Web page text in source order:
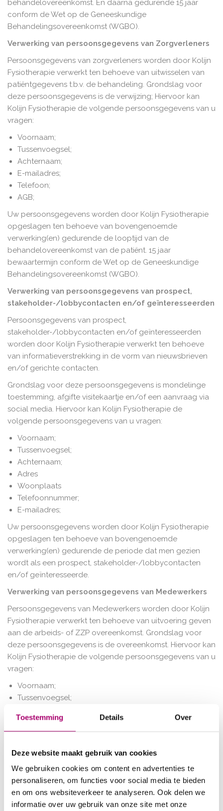
Toestemming Details Over
Deze website maakt gebruik van cookies
We gebruiken cookies om content en advertenties te
personaliseren, om functies voor social media te bieden
en om ons websiteverkeer te analyseren. Ook delen we
informatie over uw gebruik van onze site met onze
behandelovereenkomst. En daarna gedurende 15 jaar
conform de Wet op de Geneeskundige
Behandelingsovereenkomst (WGBO).
Verwerking van persoonsgegevens van Zorgverleners
Persoonsgegevens van zorgverleners worden door Kolijn
Fysiotherapie verwerkt ten behoeve van uitwisselen van
patiëntgegevens t.b.v. de behandeling. Grondslag voor
deze persoonsgegevens is de verwijzing; Hiervoor kan
Kolijn Fysiotherapie de volgende persoonsgegevens van u
vragen:
Voornaam;
Tussenvoegsel;
Achternaam;
E-mailadres;
Telefoon;
AGB;
Uw persoonsgegevens worden door Kolijn Fysiotherapie
opgeslagen ten behoeve van bovengenoemde
verwerking(en) gedurende de looptijd van de
behandelovereenkomst van de patiënt. 15 jaar
bewaartermijn conform de Wet op de Geneeskundige
Behandelingsovereenkomst (WGBO).
Verwerking van persoonsgegevens van prospect,
stakeholder-/lobbycontacten en/of geïnteresseerden
Persoonsgegevens van prospect,
stakeholder-/lobbycontacten en/of geïnteresseerden
worden door Kolijn Fysiotherapie verwerkt ten behoeve
van informatieverstrekking in de vorm van nieuwsbrieven
en/of gerichte contacten.
Grondslag voor deze persoonsgegevens is mondelinge
toestemming, afgifte visitekaartje en/of een aanvraag via
social media. Hiervoor kan Kolijn Fysiotherapie de
volgende persoonsgegevens van u vragen:
Voornaam;
Tussenvoegsel;
Achternaam;
Adres
Woonplaats
Telefoonnummer;
E-mailadres;
Uw persoonsgegevens worden door Kolijn Fysiotherapie
opgeslagen ten behoeve van bovengenoemde
verwerking(en) gedurende de periode dat men gezien
wordt als een prospect, stakeholder-/lobbycontacten
en/of geïnteresseerde.
Verwerking van persoonsgegevens van Medewerkers
Persoonsgegevens van Medewerkers worden door Kolijn
Fysiotherapie verwerkt ten behoeve van uitvoering geven
aan de arbeids- of ZZP overeenkomst. Grondslag voor
deze persoonsgegevens is de overeenkomst. Hiervoor kan
Kolijn Fysiotherapie de volgende persoonsgegevens van u
vragen:
Voornaam;
Tussenvoegsel;
Adres;
Woonplaats;
BIG-nummer;
Telefoonnummer;
E-mailadres;
Geboortedatum;
Salarisgegevens;